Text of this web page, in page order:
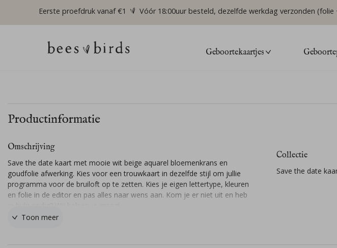
Eerste proefdruk vanaf €1 Vóór 18:00uur besteld, dezelfde werkdag verzonden (folie
Geboortekaartjes
Productinformatie
Omschrijving
Save the date kaart met mooie wit beige aquarel bloemenkrans en
goudfolie afwerking. Kies voor een trouwkaart in dezelfde stijl om jullie
programma voor de bruiloft op te zetten. Kies je eigen lettertype, kleuren
en folie in de editor en pas alles naar wens aan. Kom je er niet uit en heb
Toon meer
Collectie
Save the date